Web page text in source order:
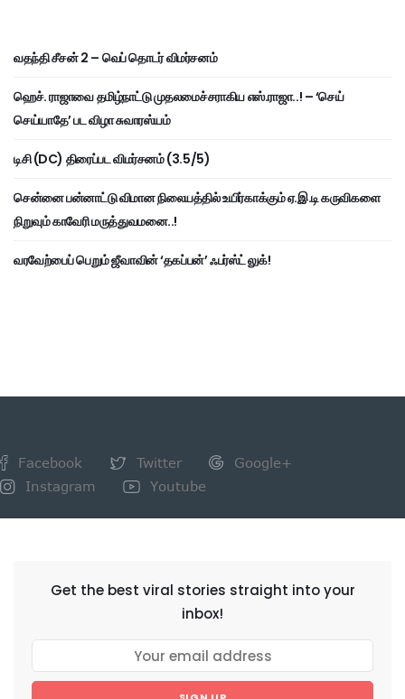
வதந்தி சீசன் 2 – வெப் தொடர் விமர்சனம்
ஹெச். ராஜாவை தமிழ்நாட்டு முதலமைச்சராகிய எஸ்.ராஜா..! – ‘செய்
செய்யாதே’ பட விழா சுவாரஸ்யம்
டிசி (DC) திரைப்பட விமர்சனம் (3.5/5)
சென்னை பன்னாட்டு விமான நிலையத்தில் உயிர்காக்கும் ஏ.இ.டி கருவிகளை
நிறுவும் காவேரி மருத்துவமனை..!
வரவேற்பைப் பெறும் ஜீவாவின் ‘தகப்பன்’ ஃபர்ஸ்ட் லுக்!
Facebook Twitter
Google+
Instagram
Youtube
Get the best viral stories straight into your
inbox!